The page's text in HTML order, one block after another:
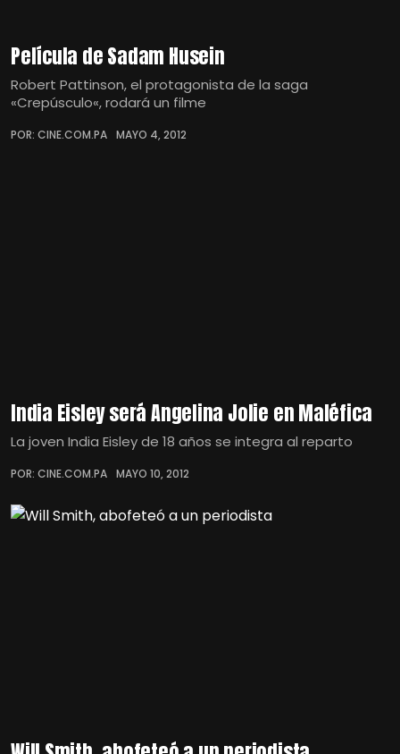
Película de Sadam Husein
Robert Pattinson, el protagonista de la saga
«Crepúsculo«, rodará un filme
POR: CINE.COM.PA MAYO 4, 2012
India Eisley será Angelina Jolie en Maléfica
La joven India Eisley de 18 años se integra al reparto
POR: CINE.COM.PA MAYO 10, 2012